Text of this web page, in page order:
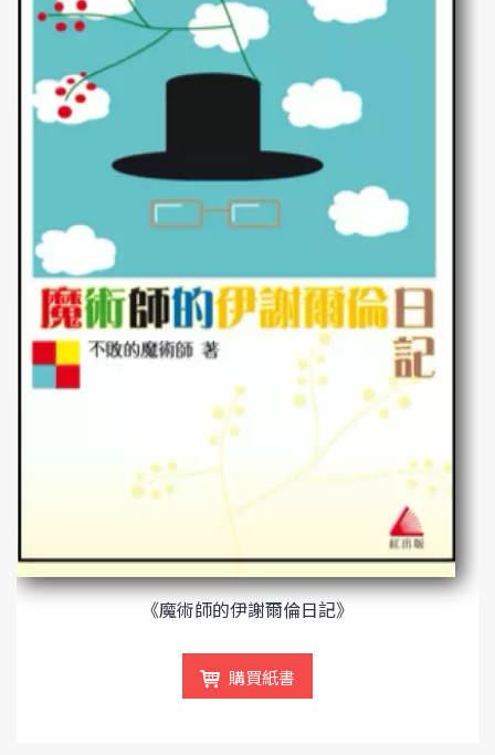
《魔術師的伊謝爾倫日記》
購買紙書